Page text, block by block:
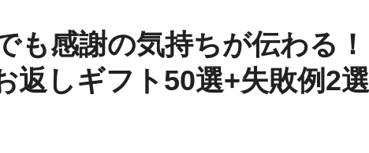
も感謝の気持ちが伝わる！
返しギフト50選+失敗例2選